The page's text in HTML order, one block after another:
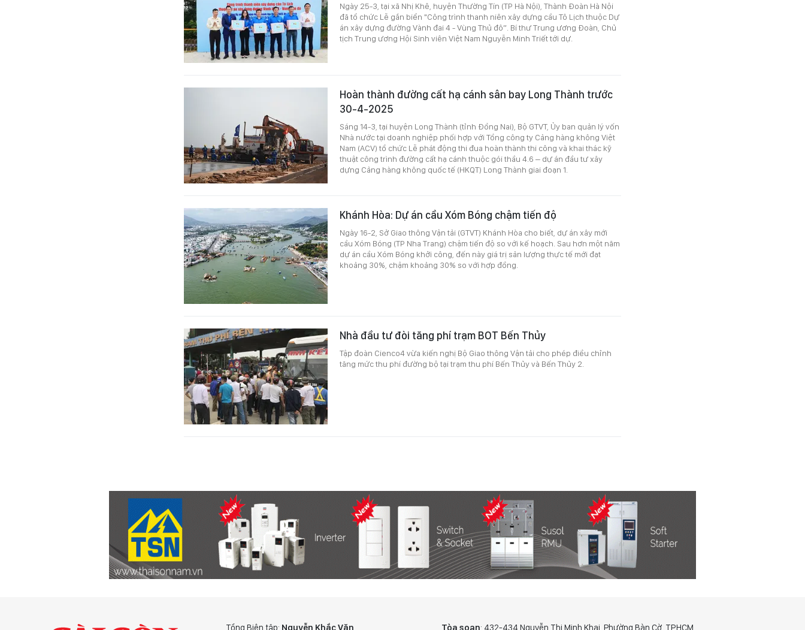
Ngày 25-3, tại xã Nhị Khê, huyện Thường Tín (TP Hà Nội), Thành Đoàn Hà Nội
đã tổ chức Lễ gắn biển "Công trình thanh niên xây dựng cầu Tô Lịch thuộc Dự
án xây dựng đường Vành đai 4 - Vùng Thủ đô”. Bí thư Trung ương Đoàn, Chủ
tịch Trung ương Hội Sinh viên Việt Nam Nguyễn Minh Triết tới dự.
Hoàn thành đường cất hạ cánh sân bay Long Thành trước
30-4-2025
Sáng 14-3, tại huyện Long Thành (tỉnh Đồng Nai), Bộ GTVT, Ủy ban quản lý vốn
Nhà nước tại doanh nghiệp phối hợp với Tổng công ty Cảng hàng không Việt
Nam (ACV) tổ chức Lễ phát động thi đua hoàn thành thi công và khai thác kỹ
thuật công trình đường cất hạ cánh thuộc gói thầu 4.6 – dự án đầu tư xây
dựng Cảng hàng không quốc tế (HKQT) Long Thành giai đoạn 1.
Khánh Hòa: Dự án cầu Xóm Bóng chậm tiến độ
Ngày 16-2, Sở Giao thông Vận tải (GTVT) Khánh Hòa cho biết, dự án xây mới
cầu Xóm Bóng (TP Nha Trang) chậm tiến độ so với kế hoạch. Sau hơn một năm
dự án cầu Xóm Bóng khởi công, đến này giá trị sản lượng thực tế mới đạt
khoảng 30%, chậm khoảng 30% so với hợp đồng.
Nhà đầu tư đòi tăng phí trạm BOT Bến Thủy
Tập đoàn Cienco4 vừa kiến nghị Bộ Giao thông Vận tải cho phép điều chỉnh
tăng mức thu phí đường bộ tại trạm thu phí Bến Thủy và Bến Thủy 2.
Tổng Biên tập: Nguyễn Khắc Văn Tòa soạn: 432-434 Nguyễn Thị Minh Khai, Phường Bàn Cờ, TP.HCM